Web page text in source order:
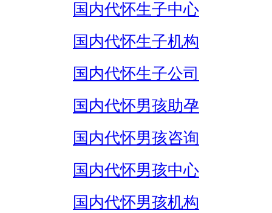
国内代怀生子中心
国内代怀生子机构
国内代怀生子公司
国内代怀男孩助孕
国内代怀男孩咨询
国内代怀男孩中心
国内代怀男孩机构